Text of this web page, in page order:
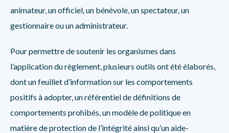
animateur, un officiel, un bénévole, un spectateur, un
gestionnaire ou un administrateur.
Pour permettre de soutenir les organismes dans
l’application du règlement, plusieurs outils ont été élaborés,
dont un feuillet d’information sur les comportements
positifs à adopter, un référentiel de définitions de
comportements prohibés, un modèle de politique en
matière de protection de l’intégrité ainsi qu’un aide-